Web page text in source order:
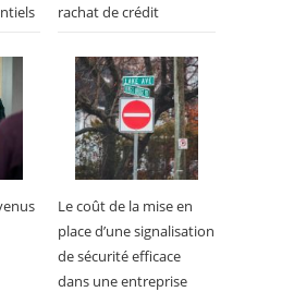
rachat de crédit
Le coût de la mise en
place d’une signalisation
de sécurité efficace
dans une entreprise